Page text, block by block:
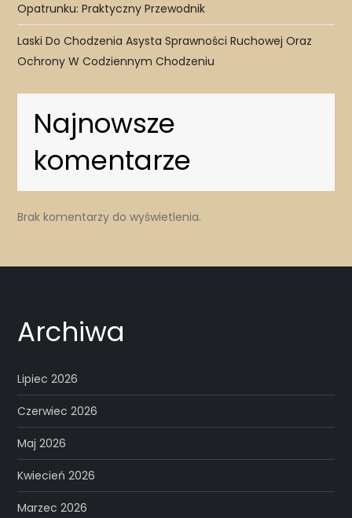
Opatrunku: Praktyczny Przewodnik
Laski Do Chodzenia Asysta Sprawności Ruchowej Oraz
Ochrony W Codziennym Chodzeniu
Najnowsze
komentarze
Brak komentarzy do wyświetlenia.
Archiwa
Lipiec 2026
Czerwiec 2026
Maj 2026
Kwiecień 2026
Marzec 2026